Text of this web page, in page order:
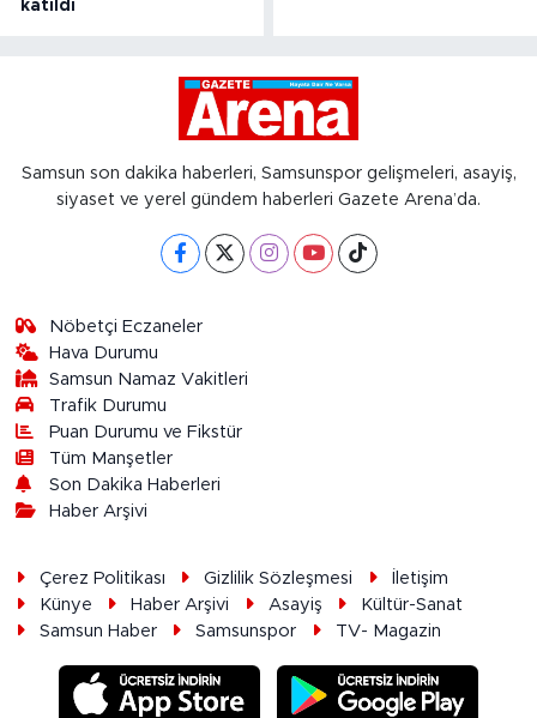
katıldı
Samsun son dakika haberleri, Samsunspor gelişmeleri, asayiş,
siyaset ve yerel gündem haberleri Gazete Arena’da.
Nöbetçi Eczaneler
Hava Durumu
Samsun Namaz Vakitleri
Trafik Durumu
Puan Durumu ve Fikstür
Tüm Manşetler
Son Dakika Haberleri
Haber Arşivi
Çerez Politikası Gizlilik Sözleşmesi
İletişim
Künye
Haber Arşivi Asayiş
Kültür-Sanat
Samsun Haber
Samsunspor TV- Magazin